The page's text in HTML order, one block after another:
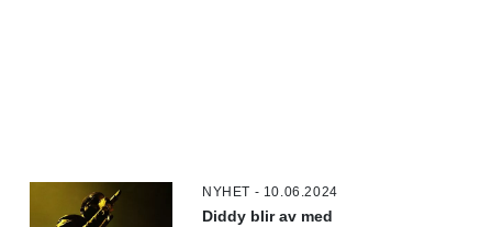
NYHET - 10.06.2024
Diddy blir av med